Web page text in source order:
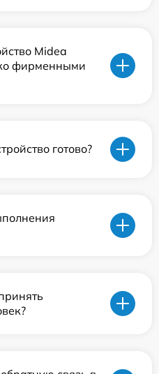
Midea
фирменными
готово?